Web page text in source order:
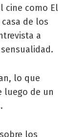
cine como El
de los
a
lo que
luego de un
los